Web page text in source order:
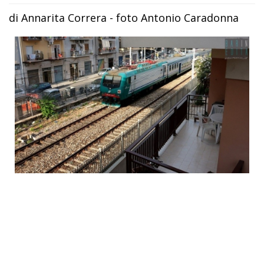
di Annarita Correra - foto Antonio Caradonna